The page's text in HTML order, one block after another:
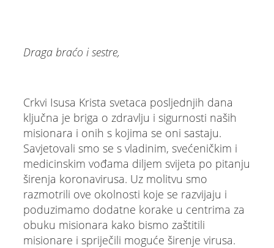
Draga braćo i sestre,
Crkvi Isusa Krista svetaca posljednjih dana
ključna je briga o zdravlju i sigurnosti naših
misionara i onih s kojima se oni sastaju.
Savjetovali smo se s vladinim, svećeničkim i
medicinskim vođama diljem svijeta po pitanju
širenja koronavirusa. Uz molitvu smo
razmotrili ove okolnosti koje se razvijaju i
poduzimamo dodatne korake u centrima za
obuku misionara kako bismo zaštitili
misionare i spriječili moguće širenje virusa.